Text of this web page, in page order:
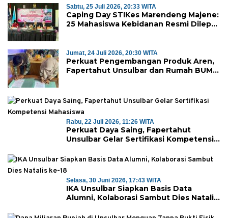
Sabtu, 25 Juli 2026, 20:33 WITA
Caping Day STIKes Marendeng Majene:
25 Mahasiswa Kebidanan Resmi Dilepas
Jumat, 24 Juli 2026, 20:30 WITA
Perkuat Pengembangan Produk Aren,
Fapertahut Unsulbar dan Rumah BUMN
Rabu, 22 Juli 2026, 11:26 WITA
Perkuat Daya Saing, Fapertahut
Unsulbar Gelar Sertifikasi Kompetensi
Selasa, 30 Juni 2026, 17:43 WITA
IKA Unsulbar Siapkan Basis Data
Alumni, Kolaborasi Sambut Dies Natalis